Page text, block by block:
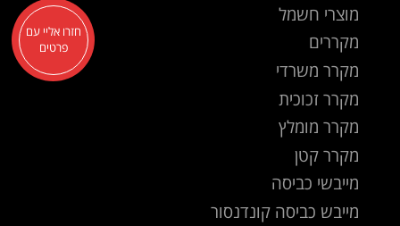
מוצרי חשמל
מקררים
מקרר משרדי
מקרר זכוכית
מקרר מומלץ
מקרר קטן
מייבשי כביסה
מייבש כביסה קונדנסור
חזרו אליי עם
פרטים